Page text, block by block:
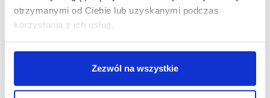
otrzymanymi od Ciebie lub uzyskanymi podczas
korzystania z ich usług.
Zezwól na wszystkie